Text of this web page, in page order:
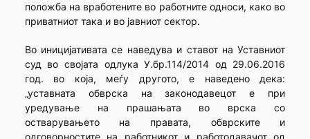
положба на вработените во работните односи, како во
приватниот така и во јавниот сектор.
Во иницијативата се наведува и ставот на Уставниот
суд во својата одлука У.бр.114/2014 од 29.06.2016
год. во која, меѓу другото, е наведено дека:
„уставната обврска на законодавецот е при
уредување на прашањата во врска со
остварувањето на правата, обврските и